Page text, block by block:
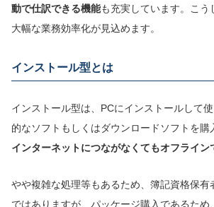
動で仕訳できる機能も充実しています。こう
大幅な業務効率化が見込めます。
インストール型とは
インストール型は、PCにインストールして
的なソフトもしくはダウンロードソフトを購
インターネットにつながなくてもオフライン
やや複雑な処理等もあるため、簿記資格保有
ではありますが、パッケージ購入であるため、